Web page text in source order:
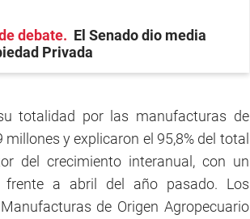
debate
El Senado dio media
Privada
totalidad por las manufacturas de
y explicaron el 95,8% del total
del crecimiento interanual, con un
frente a abril del año pasado. Los
de Origen Agropecuario